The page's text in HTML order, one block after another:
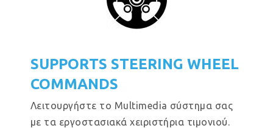
SUPPORTS STEERING WHEEL
COMMANDS
Λειτουργήστε το Multimedia σύστημα σας
με τα εργοστασιακά χειριστήρια τιμονιού.